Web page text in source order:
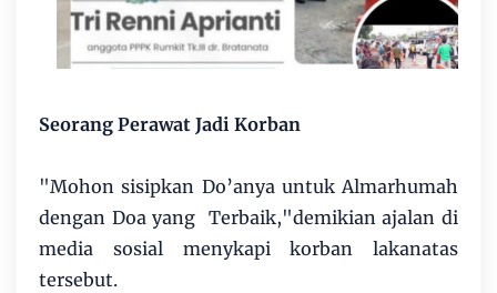
Seorang Perawat Jadi Korban
"Mohon sisipkan Do’anya untuk Almarhumah
dengan Doa yang Terbaik,"demikian ajalan di
media sosial menykapi korban lakanatas
tersebut.